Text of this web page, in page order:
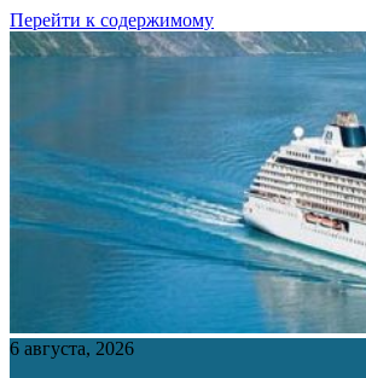
Перейти к содержимому
6 августа, 2026